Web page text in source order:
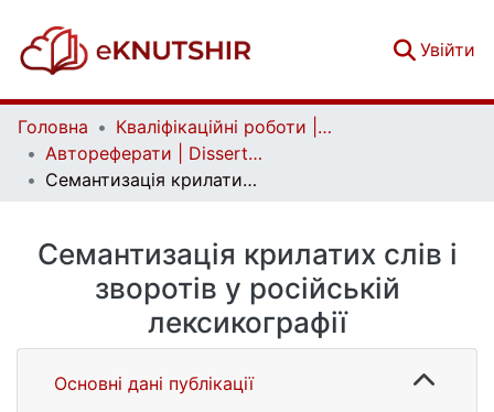
Увійти
Головна
Кваліфікаційні роботи | Qualifying works
Автореферати | Dissertation abstract
Семантизація крилатих слів і зворотів у російській лексикографії
Семантизація крилатих слів і
зворотів у російській
лексикографії
Основні дані публікації